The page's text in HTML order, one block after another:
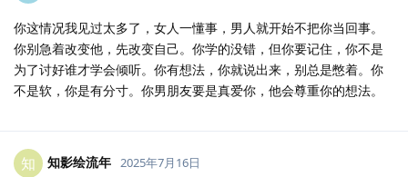
你这情况我见过太多了，女人一懂事，男人就开始不把你当回事。
你别急着改变他，先改变自己。你学的没错，但你要记住，你不是
为了讨好谁才学会倾听。你有想法，你就说出来，别总是憋着。你
不是软，你是有分寸。你男朋友要是真爱你，他会尊重你的想法。
知 知影绘流年 2025年7月16日